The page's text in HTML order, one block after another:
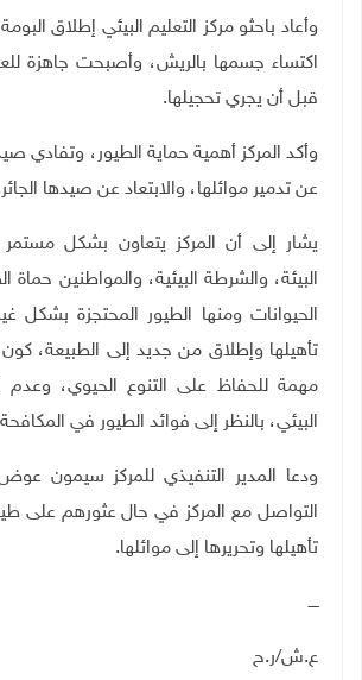
وأعاد باحثو مركز التعليم البيئي إطلاق
اكتساء جسمها بالريش، وأصبحت جاهزة
قبل أن يجري تحجيلها.
وأكد المركز أهمية حماية الطيور، وتفادي
عن تدمير موائلها، والابتعاد عن صيدها الجائر
يشار إلى أن المركز يتعاون بشكل
البيئة، والشرطة البيئية، والمواطنين حماة
الحيوانات ومنها الطيور المحتجزة بشكل
تأهيلها وإطلاق من جديد إلى الطبيعة،
مهمة للحفاظ على التنوع الحيوي، وعدم
البيئي، بالنظر إلى فوائد الطيور في
ودعا المدير التنفيذي للمركز سيمون
التواصل مع المركز في حال عثورهم على
تأهيلها وتحريرها إلى موائلها.
ــــ
ع.ش/ر.ح